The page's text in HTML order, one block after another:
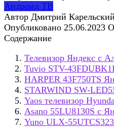
Андроид ТВ
Автор Дмитрий Карельский
Опубликовано 25.06.2023
Содержание
Телевизор Яндекс с
Tuvio STV-
HARPER 43F750TS
STARWIND SW-
Yaos телевизор
Asano 55LU8130S с
Yuno ULX-